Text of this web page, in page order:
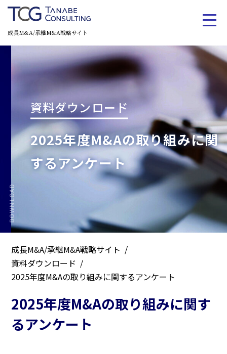
成長M&A/承継M&A戦略サイト
資料ダウンロード
2025年度M&Aの取り組みに関
するアンケート
成長M&A/承継M&A戦略サイト
資料ダウンロード
2025年度M&Aの取り組みに関するアンケート
2025年度M&Aの取り組みに関す
るアンケート